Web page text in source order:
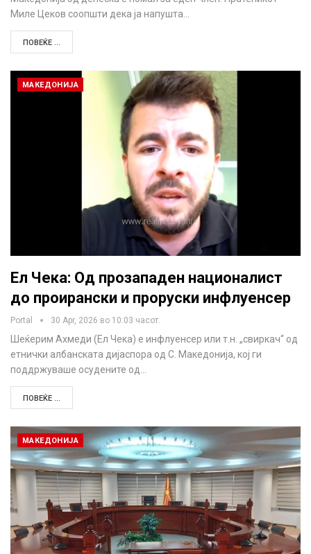
Миле Цеков соопшти дека ја напушта…
ПОВЕЌЕ ...
МАКЕДОНИЈА
Ел Чека: Од прозападен националист
до проирански и проруски инфлуенсер
Portal 30 Apr, 2026 во 10:03 часот.
Шеќерим Ахмеди (Ел Чека) е инфлуенсер или т.н. „свиркач“ од
етнички албанската дијаспора од С. Македонија, кој ги
поддржуваше осудените од…
ПОВЕЌЕ ...
МАКЕДОНИЈА